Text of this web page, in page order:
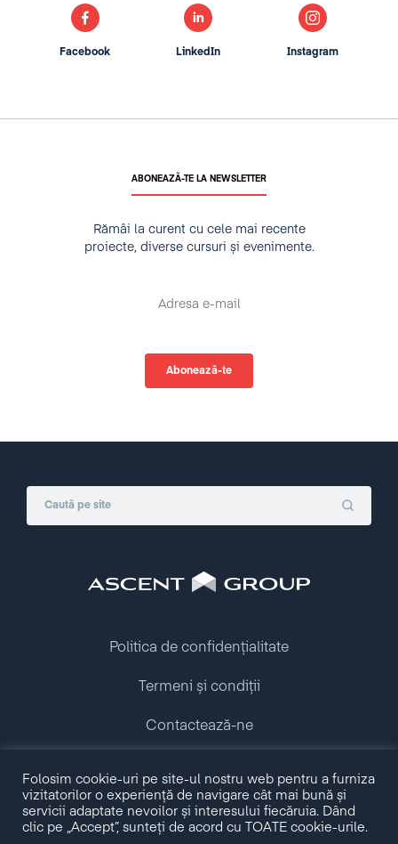
ABONEAZĂ-TE LA NEWSLETTER
Rămâi la curent cu cele mai recente
proiecte, diverse cursuri și evenimente.
Facebook LinkedIn Instagram
Copyright © 2009 - 2026 Ascent Group.
All rights reserved.
Politica de confidențialitate
Termeni și condiții
Contactează-ne
Folosim cookie-uri pe site-ul nostru web pentru a furniza
vizitatorilor o experiență de navigare cât mai bună și
servicii adaptate nevoilor și interesului fiecăruia. Dând
clic pe „Accept”, sunteți de acord cu TOATE cookie-urile.